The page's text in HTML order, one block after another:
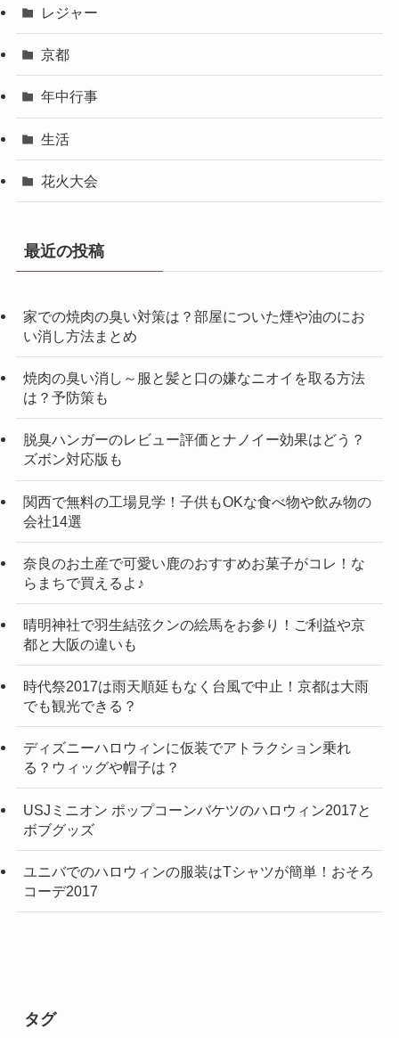
レジャー
京都
年中行事
生活
花火大会
最近の投稿
家での焼肉の臭い対策は？部屋についた煙や油のにお
い消し方法まとめ
焼肉の臭い消し～服と髪と口の嫌なニオイを取る方法
は？予防策も
脱臭ハンガーのレビュー評価とナノイー効果はどう？
ズボン対応版も
関西で無料の工場見学！子供もOKな食べ物や飲み物の
会社14選
奈良のお土産で可愛い鹿のおすすめお菓子がコレ！な
らまちで買えるよ♪
晴明神社で羽生結弦クンの絵馬をお参り！ご利益や京
都と大阪の違いも
時代祭2017は雨天順延もなく台風で中止！京都は大雨
でも観光できる？
ディズニーハロウィンに仮装でアトラクション乗れ
る？ウィッグや帽子は？
USJミニオン ポップコーンバケツのハロウィン2017と
ボブグッズ
ユニバでのハロウィンの服装はTシャツが簡単！おそろ
コーデ2017
タグ